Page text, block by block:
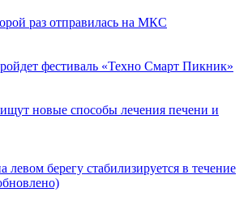
раз отправилась на МКС
фестиваль «Техно Смарт Пикник»
новые способы лечения печени и
левом берегу стабилизируется в течение